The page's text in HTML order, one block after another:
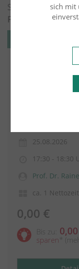
Suchergebnis
Startklar für
Insolvenz-
Wichtige zu
25.08.2026
17:30 - 18:30
Prof. Dr.
ca. 1
0,00 €
Bis zu:
sparen
sich mit